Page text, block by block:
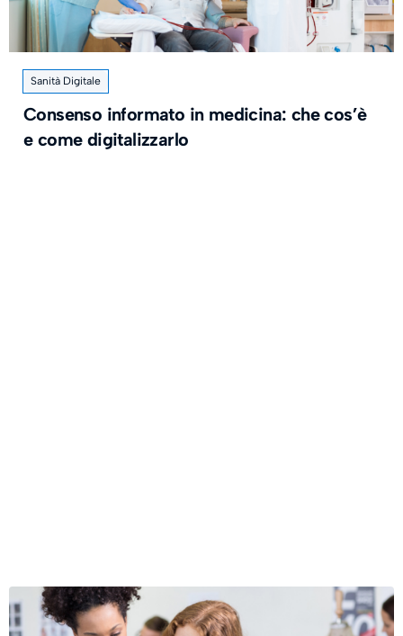
Sanità Digitale
Consenso informato in medicina: che cos’è
e come digitalizzarlo